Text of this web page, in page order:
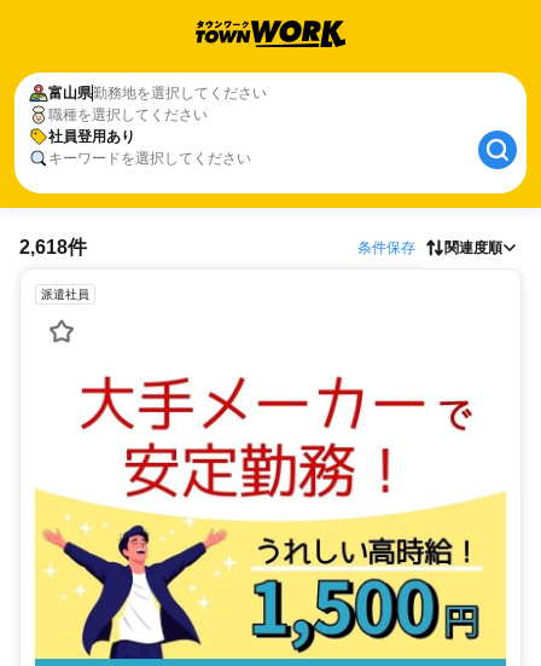
富山県勤務地を選択してください
職種を選択してください
社員登用あり
キーワードを選択してください
2,618件 条件保存 関連度順
派遣社員